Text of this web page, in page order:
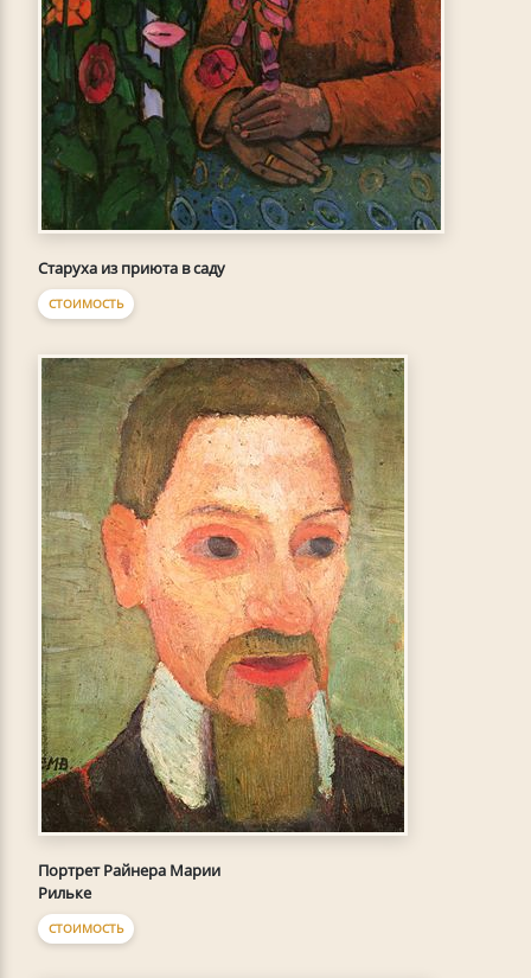
Старуха из приюта в саду
СТОИМОСТЬ
Портрет Райнера Марии
Рильке
СТОИМОСТЬ